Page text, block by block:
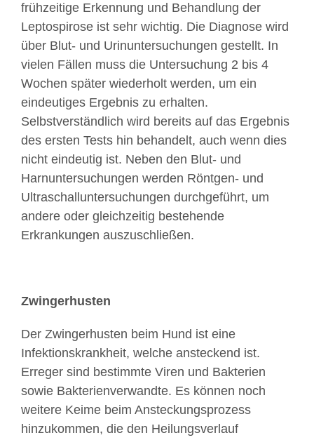
frühzeitige Erkennung und Behandlung der
Leptospirose ist sehr wichtig. Die Diagnose wird
über Blut- und Urinuntersuchungen gestellt. In
vielen Fällen muss die Untersuchung 2 bis 4
Wochen später wiederholt werden, um ein
eindeutiges Ergebnis zu erhalten.
Selbstverständlich wird bereits auf das Ergebnis
des ersten Tests hin behandelt, auch wenn dies
nicht eindeutig ist. Neben den Blut- und
Harnuntersuchungen werden Röntgen- und
Ultraschalluntersuchungen durchgeführt, um
andere oder gleichzeitig bestehende
Erkrankungen auszuschließen.
Zwingerhusten
Der Zwingerhusten beim Hund ist eine
Infektionskrankheit, welche ansteckend ist.
Erreger sind bestimmte Viren und Bakterien
sowie Bakterienverwandte. Es können noch
weitere Keime beim Ansteckungsprozess
hinzukommen, die den Heilungsverlauf